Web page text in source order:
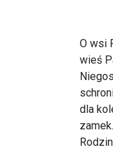
O wsi
wieś
dla